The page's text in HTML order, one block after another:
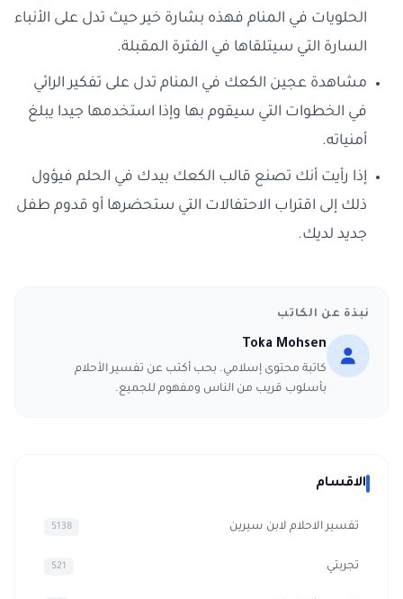
الحلويات في المنام فهذه بشارة خير حيث تدل على الأنباء
السارة التي سيتلقاها في الفترة المقبلة.
مشاهدة عجين الكعك في المنام تدل على تفكير الرائي
في الخطوات التي سيقوم بها وإذا استخدمها جيدا يبلغ
أمنياته.
إذا رأيت أنك تصنع قالب الكعك بيدك في الحلم فيؤول
ذلك إلى اقتراب الاحتفالات التي ستحضرها أو قدوم طفل
جديد لديك.
نبذة عن الكاتب
Toka Mohsen
كاتبة محتوى إسلامي. بحب أكتب عن تفسير الأحلام
بأسلوب قريب من الناس ومفهوم للجميع.
الاقسام
تفسير الاحلام لابن سيرين 5138
تجربتي 521